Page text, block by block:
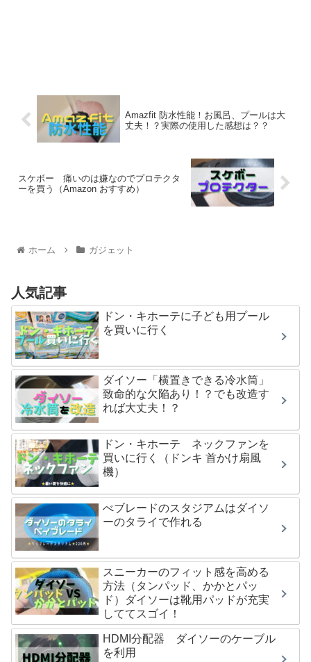
Amazfit 防水性能！お風呂、プールは大
丈夫！？実際の使用した感想は？？
スケボー 痛いのは嫌なのでプロテクタ
ーを買う（Amazon おすすめ）
ホーム ガジェット
人気記事
ドン・キホーテに子ども用プール
を買いに行く
ダイソー「横置きできる冷水筒」
致命的な欠陥あり！？でも改造す
れば大丈夫！？
ドン・キホーテ ネックファンを
買いに行く（ドンキ 首かけ扇風
機）
べブレードのスタジアムはダイソ
ーのタライで作れる
スニーカーのフィット感を高める
方法（タンパッド、かかとパッ
ド）ダイソーは靴用パッドが充実
しててスゴイ！
HDMI分配器 ダイソーのケーブル
を利用